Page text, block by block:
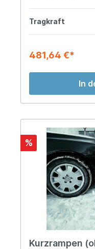
Tragkraft
481,64 €*
In
%
Kurzrampen